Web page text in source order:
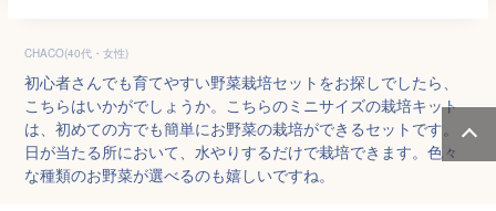
CHACO(40代・女性)
初心者さんでも育てやすい野菜栽培セットをお探しでしたら、
こちらはいかがでしょうか。こちらのミニサイズの栽培キット
は、初めての方でも簡単にお野菜の栽培ができるセットです。
日が当たる所において、水やりするだけで栽培できます。色々
な種類のお野菜が選べるのも嬉しいですね。